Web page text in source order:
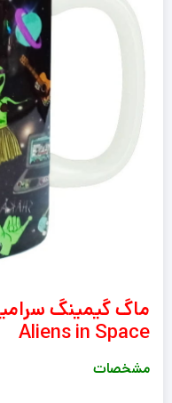
ماگ گیمینگ
Aliens in Space
مشخصات